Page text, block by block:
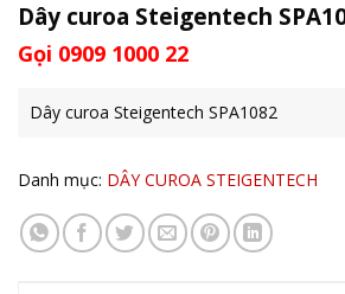
Dây curoa Steigentech
Gọi 0909 1000 22
Dây curoa Steigentech SPA1082
Danh mục: DÂY CUROA STEIGENTECH